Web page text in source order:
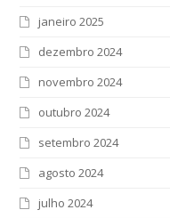
janeiro 2025
dezembro 2024
novembro 2024
outubro 2024
setembro 2024
agosto 2024
julho 2024